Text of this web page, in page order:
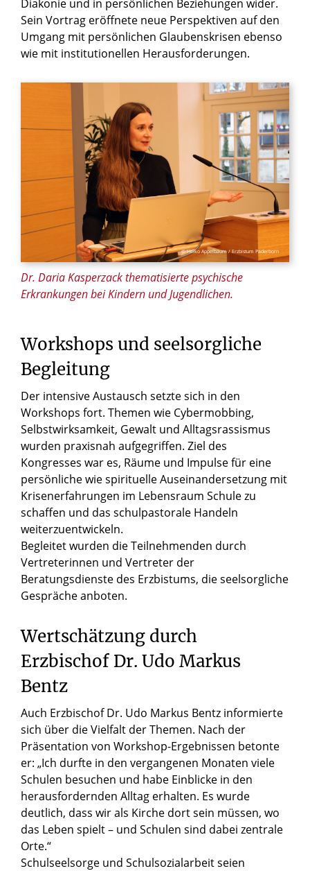
© Heiko Appelbaum / Erzbistum Paderborn
Dr. Daria Kasperzack thematisierte psychische
Erkrankungen bei Kindern und Jugendlichen.
Diakonie und in persönlichen Beziehungen wider.
Sein Vortrag eröffnete neue Perspektiven auf den
Umgang mit persönlichen Glaubenskrisen ebenso
wie mit institutionellen Herausforderungen.
Workshops und seelsorgliche
Begleitung
Der intensive Austausch setzte sich in den
Workshops fort. Themen wie Cybermobbing,
Selbstwirksamkeit, Gewalt und Alltagsrassismus
wurden praxisnah aufgegriffen. Ziel des
Kongresses war es, Räume und Impulse für eine
persönliche wie spirituelle Auseinandersetzung mit
Krisenerfahrungen im Lebensraum Schule zu
schaffen und das schulpastorale Handeln
weiterzuentwickeln.
Begleitet wurden die Teilnehmenden durch
Vertreterinnen und Vertreter der
Beratungsdienste des Erzbistums, die seelsorgliche
Gespräche anboten.
Wertschätzung durch
Erzbischof Dr. Udo Markus
Bentz
Auch Erzbischof Dr. Udo Markus Bentz informierte
sich über die Vielfalt der Themen. Nach der
Präsentation von Workshop-Ergebnissen betonte
er: „Ich durfte in den vergangenen Monaten viele
Schulen besuchen und habe Einblicke in den
herausfordernden Alltag erhalten. Es wurde
deutlich, dass wir als Kirche dort sein müssen, wo
das Leben spielt – und Schulen sind dabei zentrale
Orte.“
Schulseelsorge und Schulsozialarbeit seien